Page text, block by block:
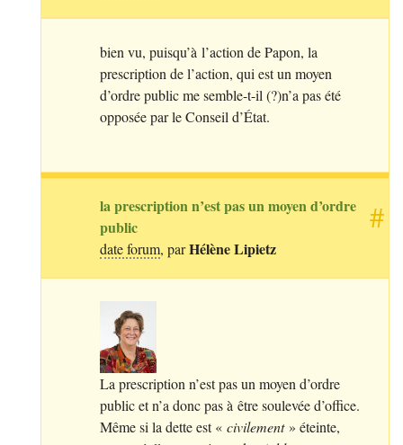
bien vu, puisqu’à l’action de Papon, la
prescription de l’action, qui est un moyen
d’ordre public me semble-t-il (?)n’a pas été
opposée par le Conseil d’État.
#
la prescription n’est pas un moyen d’ordre
public
date forum, parHélène Lipietz
La prescription n’est pas un moyen d’ordre
public et n’a donc pas à être soulevée d’office.
Même si la dette est « civilement » éteinte,